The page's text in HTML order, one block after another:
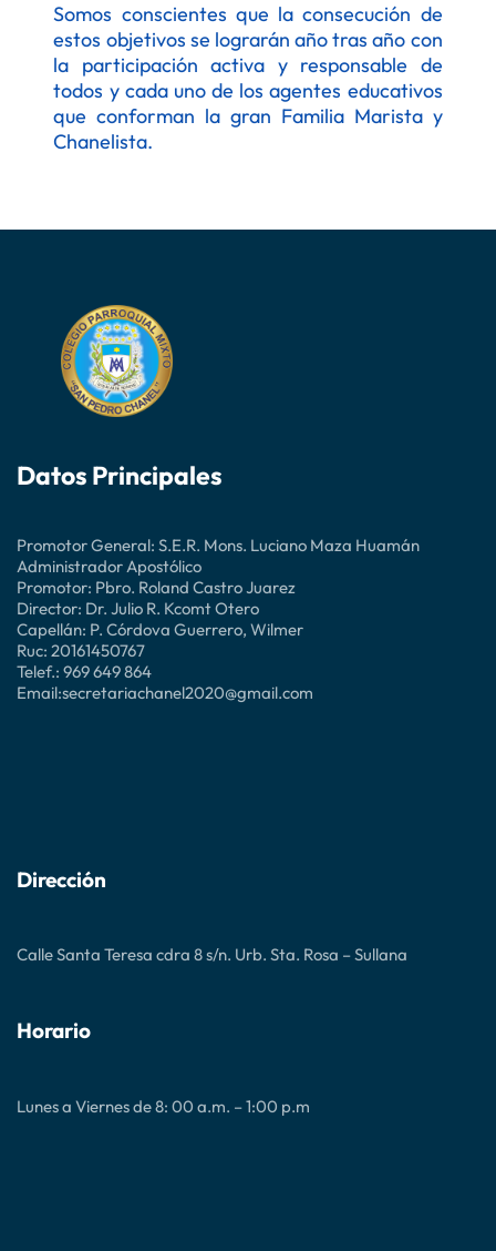
Somos conscientes que la consecución de
estos objetivos se lograrán año tras año con
la participación activa y responsable de
todos y cada uno de los agentes educativos
que conforman la gran Familia Marista y
Chanelista.
Datos Principales
Promotor General: S.E.R. Mons. Luciano Maza Huamán
Administrador Apostólico
Promotor: Pbro. Roland Castro Juarez
Director: Dr. Julio R. Kcomt Otero
Capellán: P. Córdova Guerrero, Wilmer
Ruc: 20161450767
Telef.: 969 649 864
Email:secretariachanel2020@gmail.com
Dirección
Calle Santa Teresa cdra 8 s/n. Urb. Sta. Rosa – Sullana
Horario
Lunes a Viernes de 8: 00 a.m. – 1:00 p.m